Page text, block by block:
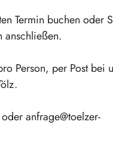
Termin buchen oder
anschließen.
Person, per Post bei
anfrage@toelzer-